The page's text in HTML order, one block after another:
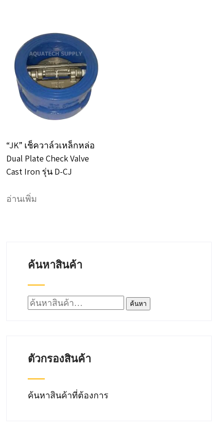
“JK” เช็ควาล์วเหล็กหล่อ
Dual Plate Check Valve
Cast Iron รุ่น D-CJ
อ่านเพิ่ม
ค้นหาสินค้า
ค้นหา: ค้นหา
ตัวกรองสินค้า
ค้นหาสินค้าที่ต้องการ